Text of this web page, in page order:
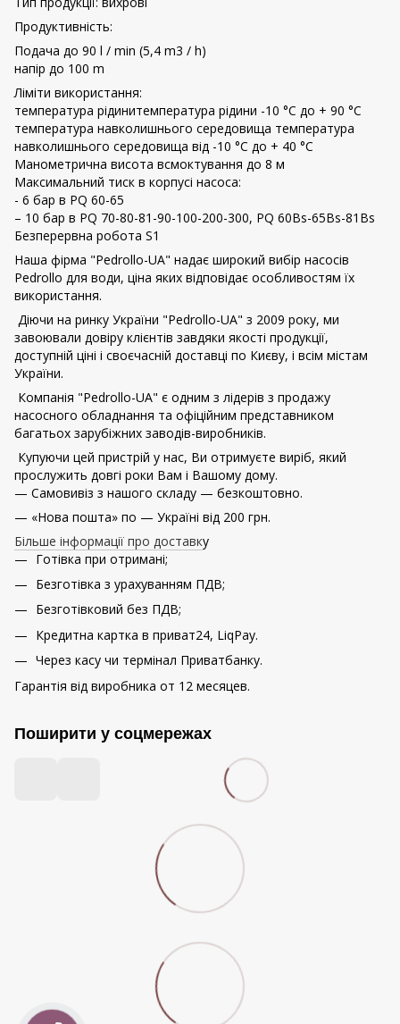
Продуктивність:
Подача до 90 l / min (5,4 m3 / h)
напір до 100 m
Ліміти використання:
температура рідинитемпература рідини -10 °C до + 90 °C
температура навколишнього середовища температура
навколишнього середовища від -10 °C до + 40 °C
Манометрична висота всмоктування до 8 м
Максимальний тиск в корпусі насоса:
- 6 бар в PQ 60-65
– 10 бар в PQ 70-80-81-90-100-200-300, PQ 60Bs-65Bs-81Bs
Безперервна робота S1
Наша фірма "Pedrollo-UA" надає широкий вибір насосів
Pedrollo для води, ціна яких відповідає особливостям їх
використання.
Діючи на ринку України "Pedrollo-UA" з 2009 року, ми
завоювали довіру клієнтів завдяки якості продукції,
доступній ціні і своєчасній доставці по Києву, і всім містам
України.
Компанія "Pedrollo-UA" є одним з лідерів з продажу
насосного обладнання та офіційним представником
багатьох зарубіжних заводів-виробників.
Купуючи цей пристрій у нас, Ви отримуєте виріб, який
прослужить довгі роки Вам і Вашому дому.
— Самовивіз з нашого складу — безкоштовно.
— «Нова пошта» по — Україні від 200 грн.
Більше інформації про доставку
Готівка при отримані;
Безготівка з урахуванням ПДВ;
Безготівковий без ПДВ;
Кредитна картка в приват24, LiqPay.
Через касу чи термінал Приватбанку.
Гарантія від виробника от 12 месяцев.
Поширити у соцмережах